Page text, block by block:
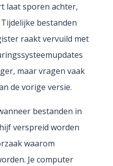
laat sporen achter,
bestanden
raakt vervuild met
maar vragen vaak
de vorige versie.
bestanden in
verspreid worden
waarom
Je computer